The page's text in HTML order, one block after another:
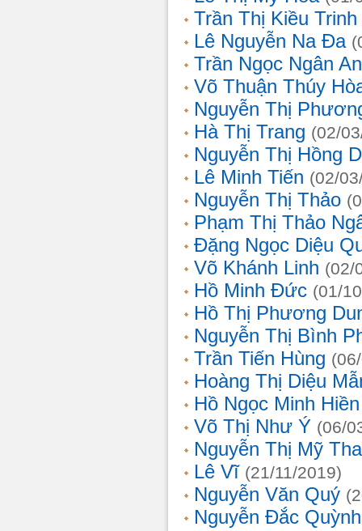
Trần Thị Kiều Trinh
Lê Nguyễn Na Đa
Trần Ngọc Ngân
Võ Thuận Thúy
Nguyễn Thị
Hà Thị Trang (02/
Nguyễn Thị Hồng
Lê Minh Tiến (02/
Nguyễn Thị Thảo
Phạm Thị Thảo
Đặng Ngọc Diệu
Võ Khánh Linh (02/
Hồ Minh Đức (01/
Hồ Thị Phương
Nguyễn Thị Bình
Trần Tiến Hùng
Hoàng Thị Diệu
Hồ Ngọc Minh Hiền
Võ Thị Như Ý (06/
Nguyễn Thị Mỹ
Lê Vĩ (21/11/2019)
Nguyễn Văn Quý
Nguyễn Đắc